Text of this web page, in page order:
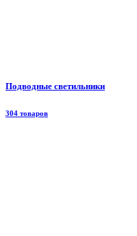
Подводные светильники
304 товаров